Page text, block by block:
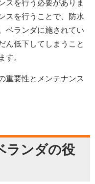
スを行う必要がありま
スを行うことで、防水
ベランダに施されてい
ん低下してしまうこと
す。
重要性とメンテナンス
ランダの役